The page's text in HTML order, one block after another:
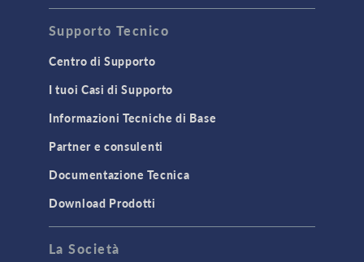
Supporto Tecnico
Centro di Supporto
I tuoi Casi di Supporto
Informazioni Tecniche di Base
Partner e consulenti
Documentazione Tecnica
Download Prodotti
La Società